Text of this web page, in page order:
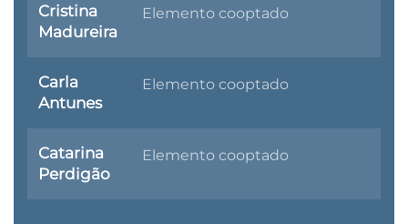
Cristina
Madureira
Elemento cooptado
Carla
Antunes
Elemento cooptado
Catarina
Perdigão
Elemento cooptado